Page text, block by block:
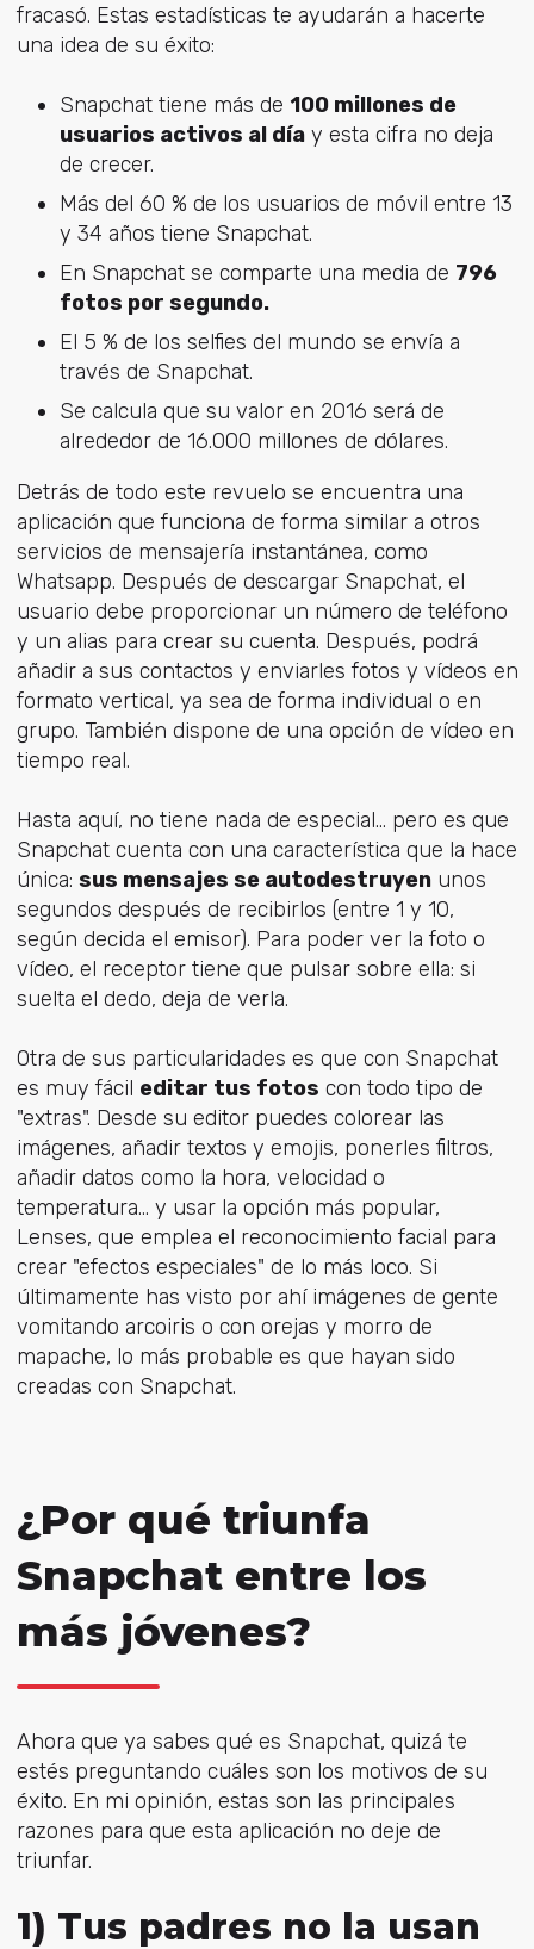
fracasó. Estas estadísticas te ayudarán a hacerte
una idea de su éxito:
Snapchat tiene más de 100 millones de
usuarios activos al díay esta cifra no deja
de crecer.
Más del 60 % de los usuarios de móvil entre 13
y 34 años tiene Snapchat.
En Snapchat se comparte una media de 796
fotos por segundo.
El 5 % de los selfies del mundo se envía a
través de Snapchat.
Se calcula que su valor en 2016 será de
alrededor de 16.000 millones de dólares.
Detrás de todo este revuelo se encuentra una
aplicación que funciona de forma similar a otros
servicios de mensajería instantánea, como
Whatsapp. Después de descargar Snapchat, el
usuario debe proporcionar un número de teléfono
y un alias para crear su cuenta. Después, podrá
añadir a sus contactos y enviarles fotos y vídeos en
formato vertical, ya sea de forma individual o en
grupo. También dispone de una opción de vídeo en
tiempo real.
Hasta aquí, no tiene nada de especial... pero es que
Snapchat cuenta con una característica que la hace
única: sus mensajes se autodestruyenunos
segundos después de recibirlos (entre 1 y 10,
según decida el emisor). Para poder ver la foto o
vídeo, el receptor tiene que pulsar sobre ella: si
suelta el dedo, deja de verla.
Otra de sus particularidades es que con Snapchat
es muy fácil editar tus fotos con todo tipo de
"extras". Desde su editor puedes colorear las
imágenes, añadir textos y emojis, ponerles filtros,
añadir datos como la hora, velocidad o
temperatura... y usar la opción más popular,
Lenses, que emplea el reconocimiento facial para
crear "efectos especiales" de lo más loco. Si
últimamente has visto por ahí imágenes de gente
vomitando arcoiris o con orejas y morro de
mapache, lo más probable es que hayan sido
creadas con Snapchat.
¿Por qué triunfa
Snapchat entre los
más jóvenes?
Ahora que ya sabes qué es Snapchat, quizá te
estés preguntando cuáles son los motivos de su
éxito. En mi opinión, estas son las principales
razones para que esta aplicación no deje de
triunfar.
1) Tus padres no la usan